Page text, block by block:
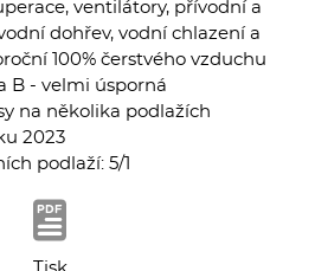
ventilátory, přívodní a
dohřev, vodní chlazení a
100% čerstvého vzduchu
B - velmi úsporná
na několika podlažích
2023
podlaží: 5/1